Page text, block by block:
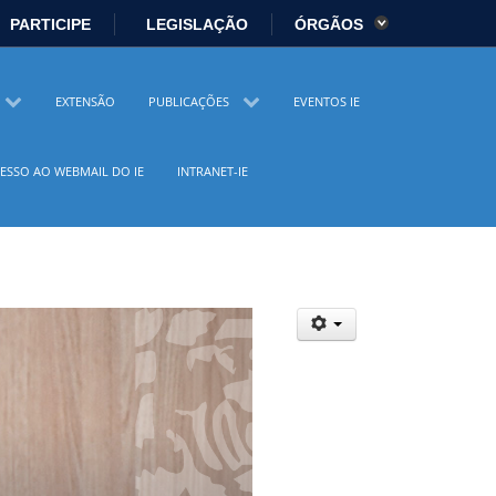
PARTICIPE LEGISLAÇÃO ÓRGÃOS
Ministério da Economia
Planalto
EXTENSÃO PUBLICAÇÕES EVENTOS IE
AO WEBMAIL DO IE INTRANET-IE